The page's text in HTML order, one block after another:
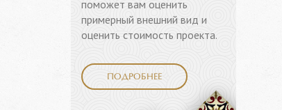
поможет вам оценить
примерный внешний вид и
оценить стоимость проекта.
ПОДРОБНЕЕ